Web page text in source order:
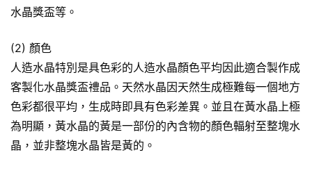
水晶獎盃等。
(2) 顏色
人造水晶特別是具色彩的人造水晶顏色平均因此適合製作成
客製化水晶獎盃禮品。天然水晶因天然生成極難每一個地方
色彩都很平均，生成時即具有色彩差異。並且在黃水晶上極
為明顯，黃水晶的黃是一部份的內含物的顏色輻射至整塊水
晶，並非整塊水晶皆是黃的。